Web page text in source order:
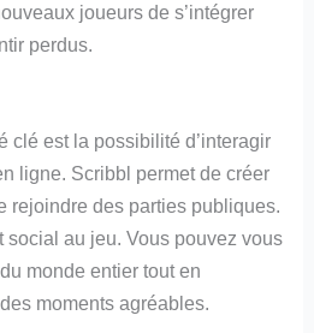
joueurs de s’intégrer
perdus.
clé est la possibilité d’interagir
ligne. Scribbl permet de créer
rejoindre des parties publiques.
social au jeu. Vous pouvez vous
monde entier tout en
moments agréables.